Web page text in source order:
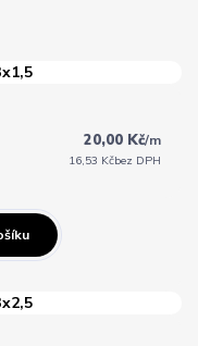
20,00 Kč/m
16,53 Kčbez DPH